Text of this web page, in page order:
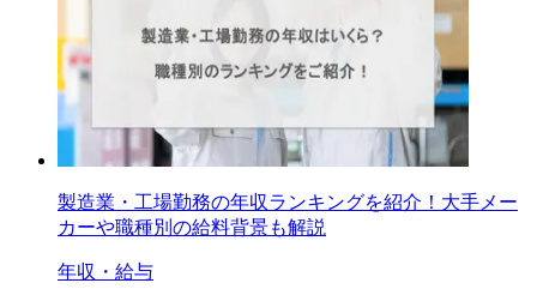
製造業・工場勤務の年収ランキングを紹介！大手メー
カーや職種別の給料背景も解説
年収・給与